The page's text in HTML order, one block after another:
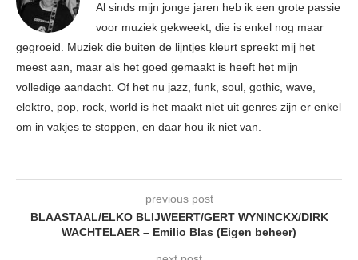
Al sinds mijn jonge jaren heb ik een grote passie
voor muziek gekweekt, die is enkel nog maar
gegroeid. Muziek die buiten de lijntjes kleurt spreekt mij het
meest aan, maar als het goed gemaakt is heeft het mijn
volledige aandacht. Of het nu jazz, funk, soul, gothic, wave,
elektro, pop, rock, world is het maakt niet uit genres zijn er enkel
om in vakjes te stoppen, en daar hou ik niet van.
previous post
BLAASTAAL/ELKO BLIJWEERT/GERT WYNINCKX/DIRK
WACHTELAER – Emilio Blas (Eigen beheer)